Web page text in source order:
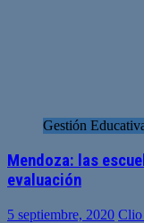
Gestión
Mendoza: las
evaluación
5 septiembre, 2020 Clio